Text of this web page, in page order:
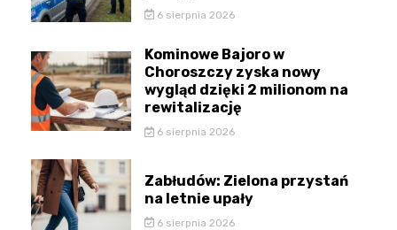
6 sierpnia 2026
Kominowe Bajoro w
Choroszczy zyska nowy
wygląd dzięki 2 milionom na
rewitalizację
6 sierpnia 2026
Zabłudów: Zielona przystań
na letnie upały
6 sierpnia 2026